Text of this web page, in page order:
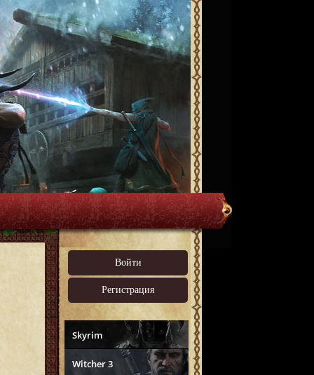
Войти
Регистрация
Skyrim
Witcher 3